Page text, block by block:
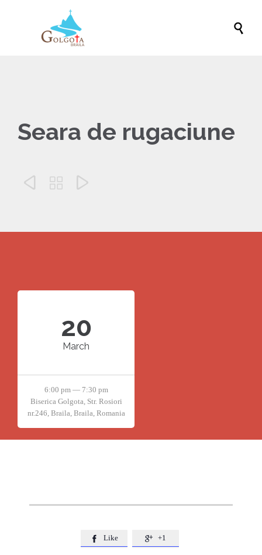

Seara de rugaciune
  
20
March
6:00 pm — 7:30 pm
Biserica Golgota, Str. Rosiori
nr.246, Braila, Braila, Romania
 Like  +1